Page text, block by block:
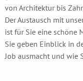
von Architektur bis
Der Austausch mit
ist für Sie eine schöne
Sie geben Einblick in
Job ausmacht und wie